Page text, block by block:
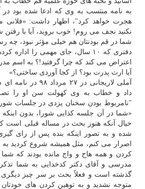
به نامه منتسب به وی که ادعا شده بود در
هجرت خواهد کرد"، اظهار داشت: «فلانی
نکنید نجف می روم! خوب بروید، آیا با
شما در قم بودنتان هم خیلی مؤثر نبود، چه
دفتری که ۱۰ سال، جای مهمی را
اعتراض می کند که چرا گرفتید!؟ به اسم
آیا ارث پدرت بود؟ از کجا آوردی ساختی؟»
آملی لاریجانی در ۲۷
داد و خطاب به وی کهولت سن او را
"نامربوط بودن سخنان یزدی در جلسات
«شما در آن جلسه کذایی شورا، بدون اینکه
خیال آنکه هنوز بحث در مساله قبلی است
شده و به تصور اینکه بنده پس از رای
اصرار می کنم، مثل همیشه شروع کردید به
کردن و همه هاج و واج مانده بودند که
مدرسی و آقای دکتر کدخدایی به شما تذکر
گذشته است و فعلاً بحث بر سر چیز دیگری
متوجه نشدید و به توهین کردن های